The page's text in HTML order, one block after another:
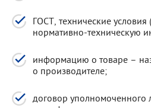
ГОСТ, технические условия
нормативно-техническую
информацию о товаре –
о производителе;
договор уполномоченного